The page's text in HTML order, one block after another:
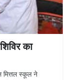
का
मित्तल स्कूल ने